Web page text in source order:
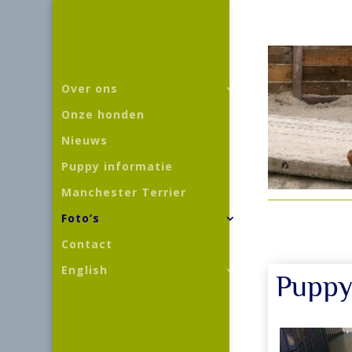
Over ons
Onze honden
Nieuws
Puppy informatie
Manchester Terrier
Foto’s
Contact
English